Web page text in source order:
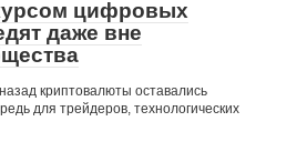
цифровых
даже вне
криптовалюты оставались
для трейдеров, технологических